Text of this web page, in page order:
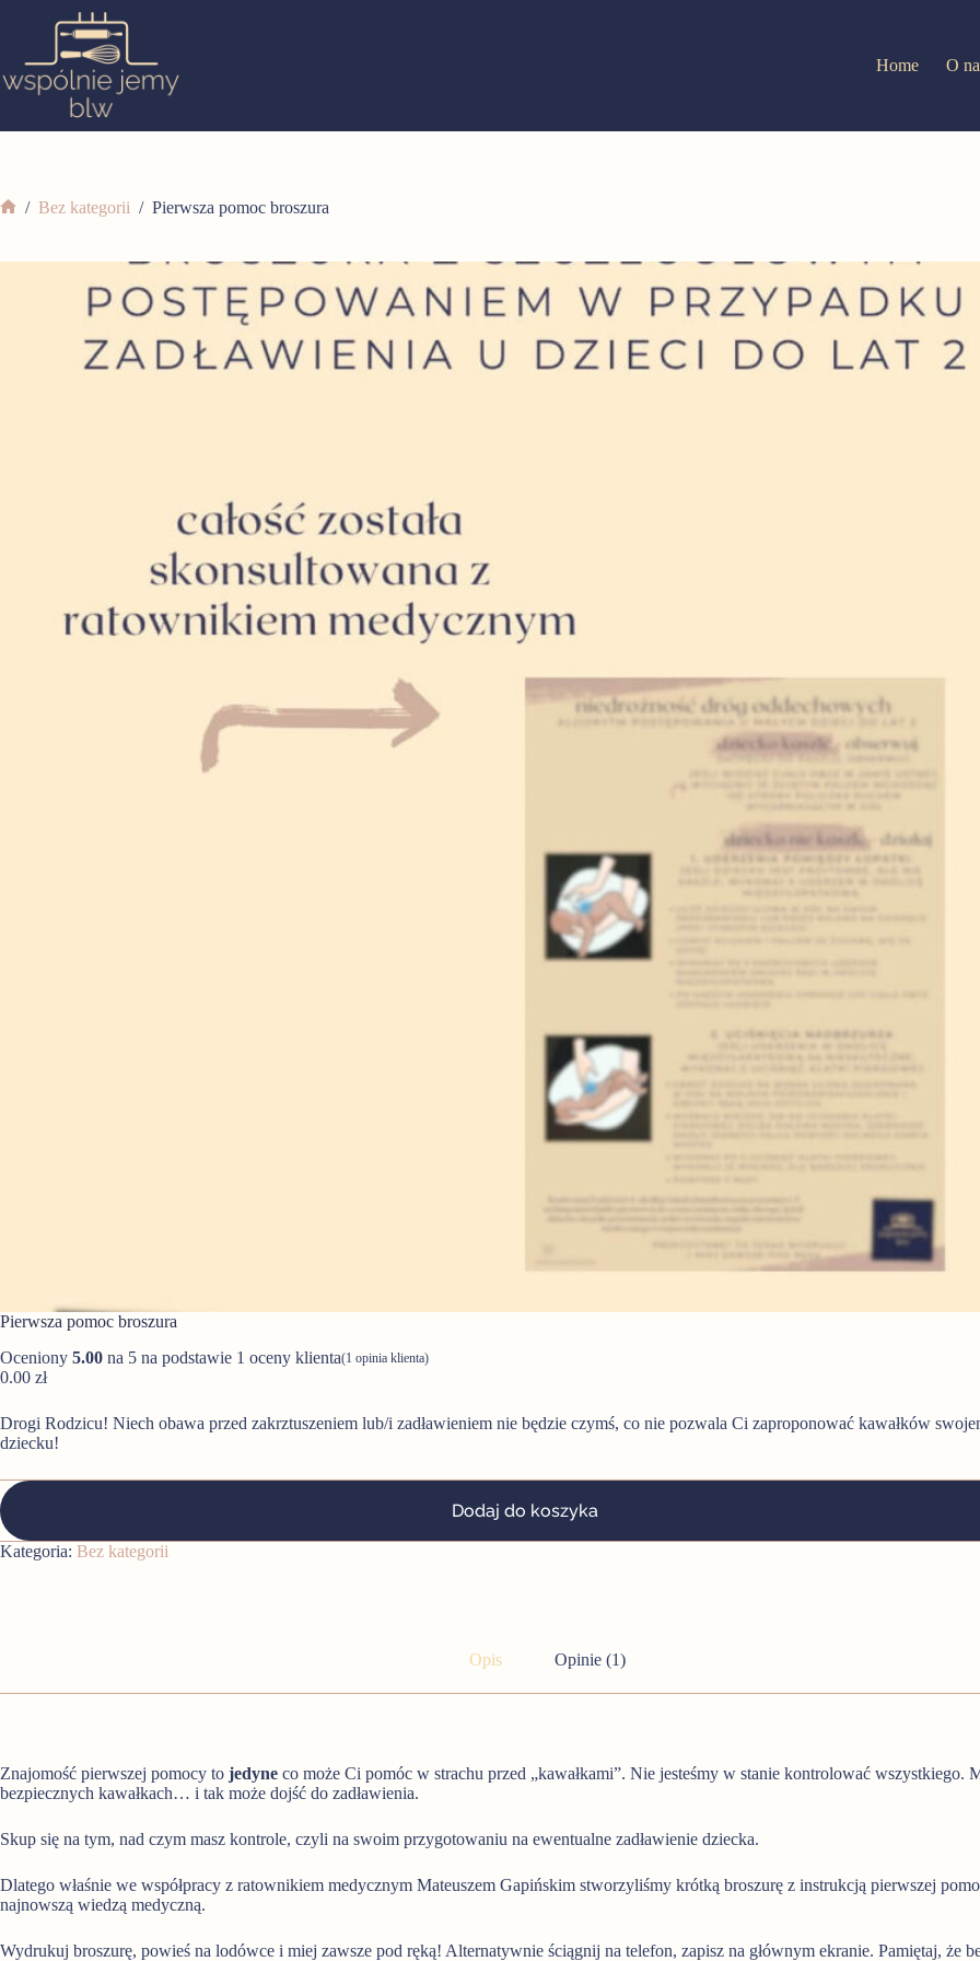
Home O
/ Bez kategorii / Pierwsza pomoc broszura
Pierwsza pomoc broszura
Oceniony 5.00 na 5 na podstawie 1 oceny klienta(1 opinia klienta)
0.00 zł
Drogi Rodzicu! Niech obawa przed zakrztuszeniem lub/i zadławieniem nie będzie czymś, co nie pozwala Ci zaproponować kawałków
dziecku!
Dodaj do koszyka
Kategoria: Bez kategorii
Opis Opinie (1)
Znajomość pierwszej pomocy to jedyne co może Ci pomóc w strachu przed „kawałkami”. Nie jesteśmy w stanie kontrolować wszystkiego.
bezpiecznych kawałkach… i tak może dojść do zadławienia.
Skup się na tym, nad czym masz kontrole, czyli na swoim przygotowaniu na ewentualne zadławienie dziecka.
Dlatego właśnie we współpracy z ratownikiem medycznym Mateuszem Gapińskim stworzyliśmy krótką broszurę z instrukcją pierwszej
najnowszą wiedzą medyczną.
Wydrukuj broszurę, powieś na lodówce i miej zawsze pod ręką! Alternatywnie ściągnij na telefon, zapisz na głównym ekranie. Pamiętaj, że